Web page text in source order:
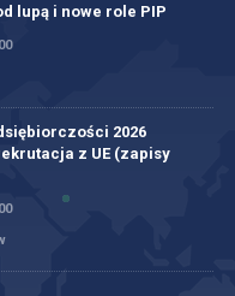
lupą i nowe role PIP
2026
z UE (zapisy